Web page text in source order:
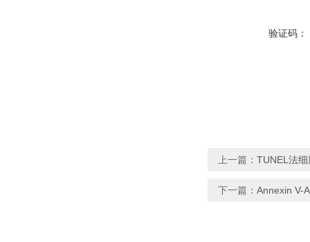
验证码：
上一篇： TUNEL法
下一篇： Annexin V-